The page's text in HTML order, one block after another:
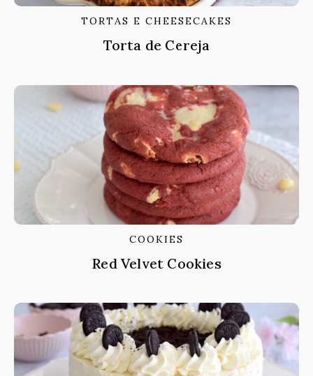
TORTAS E CHEESECAKES
Torta de Cereja
COOKIES
Red Velvet Cookies